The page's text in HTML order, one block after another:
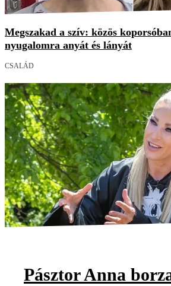
Megszakad a szív: közös
nyugalomra anyát és lányát
CSALÁD
Pásztor Anna